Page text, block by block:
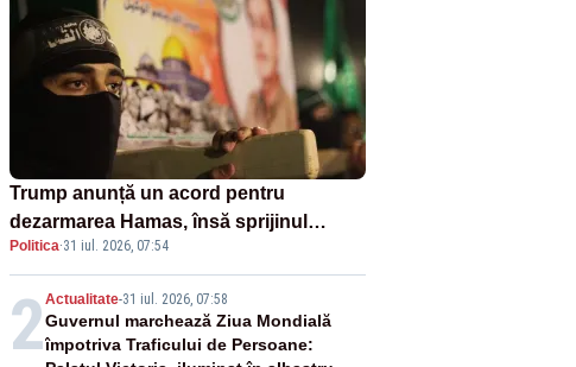
Trump anunță un acord pentru
dezarmarea Hamas, însă sprijinul
Israelului rămâne incert
Politica·31 iul. 2026, 07:54
2Actualitate-31 iul. 2026, 07:58
Guvernul marchează Ziua Mondială
împotriva Traficului de Persoane: